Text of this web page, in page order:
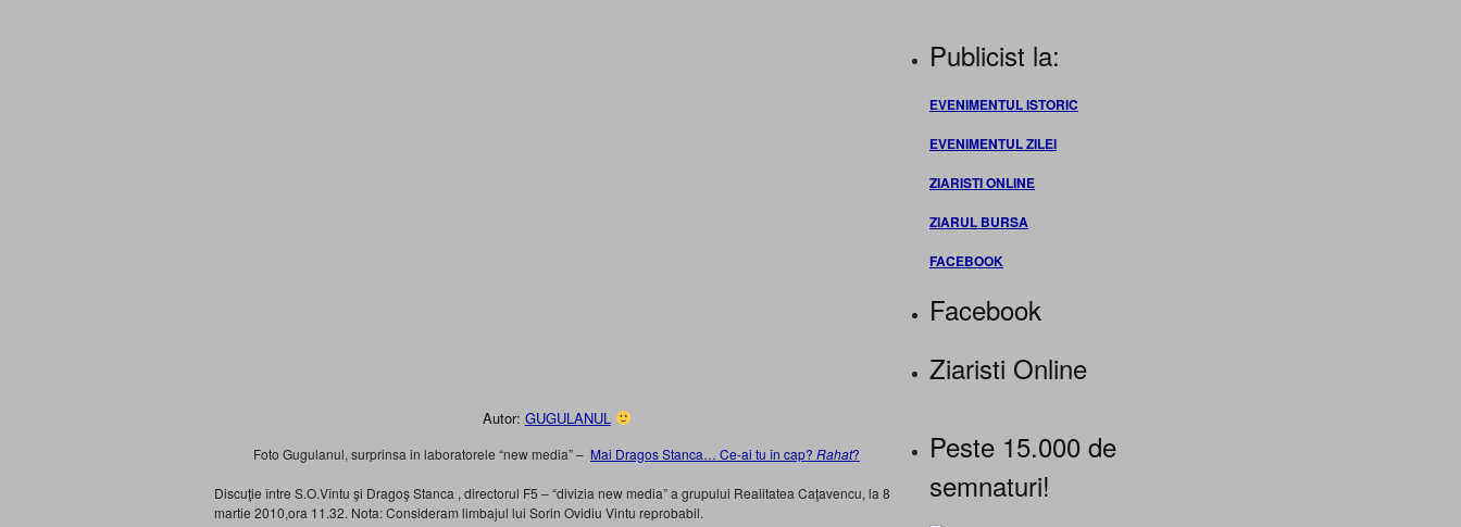
Autor: GUGULANUL
Foto Gugulanul, surprinsa in laboratorele “new media” – Mai Dragos Stanca… Ce-ai tu în cap? Rahat?
Discuţie între S.O.Vîntu şi Dragoş Stanca , directorul F5 – “divizia new media” a grupului Realitatea Caţavencu, la 8
martie 2010,ora 11.32. Nota: Consideram limbajul lui Sorin Ovidiu Vintu reprobabil.
Publicist la:
EVENIMENTUL ISTORIC
EVENIMENTUL ZILEI
ZIARISTI ONLINE
ZIARUL BURSA
FACEBOOK
Facebook
Ziaristi Online
Peste 15.000 de
semnaturi!